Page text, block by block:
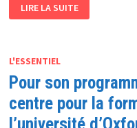
ART
PROJECT
CHEZ
LIRE LA SUITE
L'ESSENTIEL
Pour son
centre pour la